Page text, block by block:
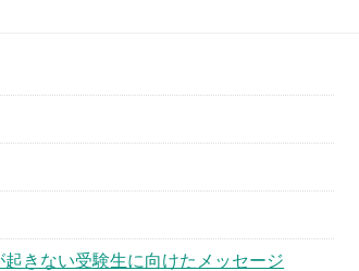
きない受験生に向けたメッセージ